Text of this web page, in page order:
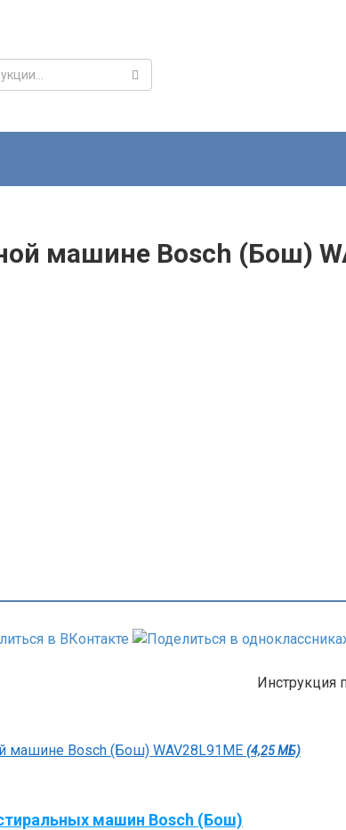
машине Bosch (Бош)
Инструкция
машине Bosch (Бош) WAV28L91ME (4,25 МБ)
машин Bosch (Бош)